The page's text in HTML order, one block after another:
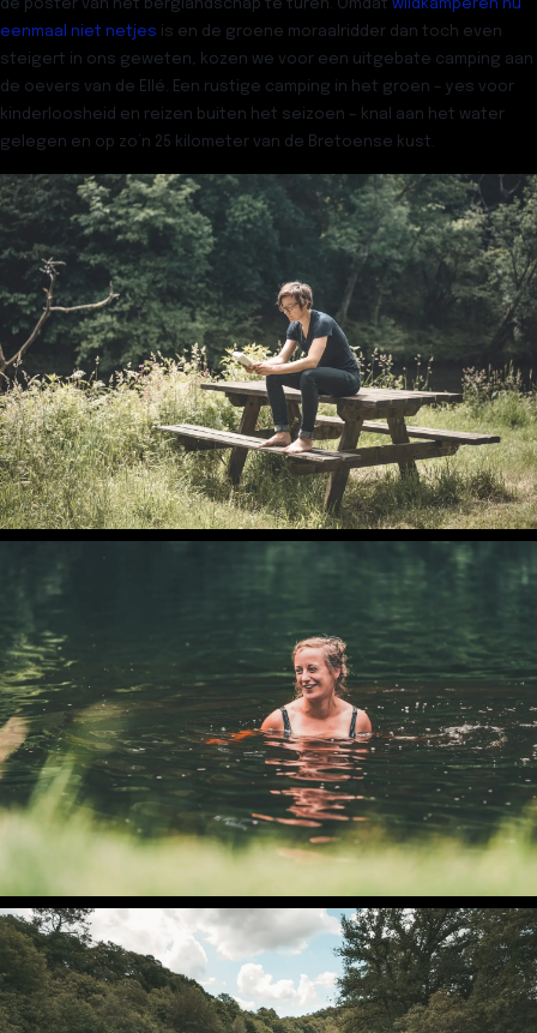
de poster van het berglandschap te turen. Omdat wildkamperen nu
eenmaal niet netjes is en de groene moraalridder dan toch even
steigert in ons geweten, kozen we voor een uitgebate camping aan
de oevers van de Ellé. Een rustige camping in het groen – yes voor
kinderloosheid en reizen buiten het seizoen – knal aan het water
gelegen en op zo’n 25 kilometer van de Bretoense kust.